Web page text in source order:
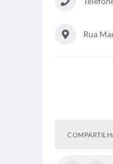
Rua